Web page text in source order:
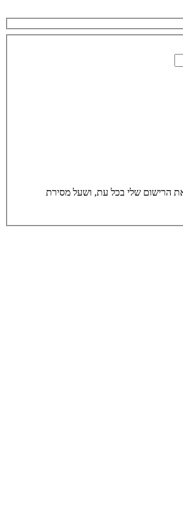
דיוור ישיר, וכן לצרכים סטטיסטים. אני מודע/ת לכך שאוכל לבטל את הרישום שלי בכל עת, ושעל מסירת